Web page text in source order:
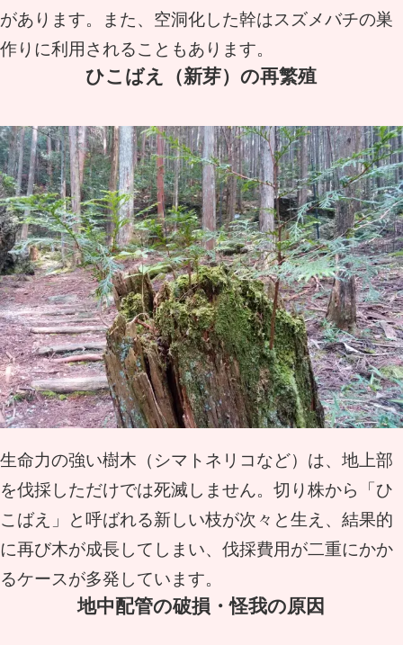
があります。また、空洞化した幹はスズメバチの巣
作りに利用されることもあります。
ひこばえ（新芽）の再繁殖
生命力の強い樹木（シマトネリコなど）は、地上部
を伐採しただけでは死滅しません。切り株から「ひ
こばえ」と呼ばれる新しい枝が次々と生え、結果的
に再び木が成長してしまい、伐採費用が二重にかか
るケースが多発しています。
地中配管の破損・怪我の原因